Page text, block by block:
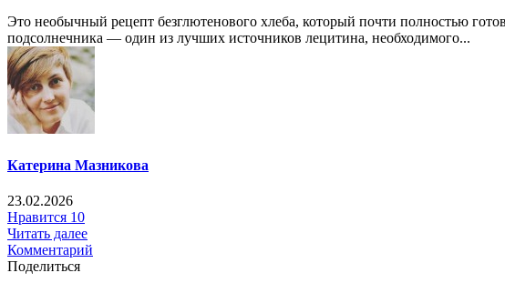
Это необычный рецепт безглютенового хлеба, который почти полностью
подсолнечника — один из лучших источников лецитина, необходимого...
Катерина Мазникова
23.02.2026
Нравится 10
Читать далее
Комментарий
Поделиться